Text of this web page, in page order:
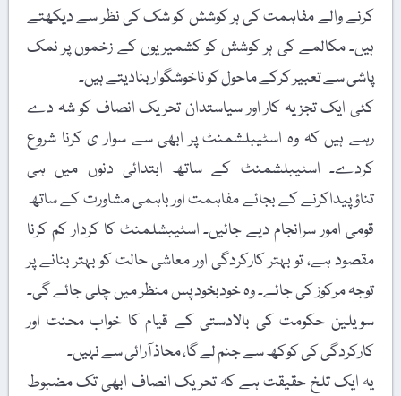
کرنے والے مفاہمت کی ہر کوشش کو شک کی نظر سے دیکھتے
ہیں۔ مکالمے کی ہر کوشش کو کشمیریوں کے زخموں پر نمک
پاشی سے تعبیر کرکے ماحول کو ناخوشگوار بنادیتے ہیں۔
کئی ایک تجزیہ کار اور سیاستدان تحریک انصاف کو شہ دے
رہے ہیں کہ وہ اسٹیبلشمنٹ پر ابھی سے سوار ی کرنا شروع
کردے۔ اسٹیبلشمنٹ کے ساتھ ابتدائی دنوں میں ہی
تناؤپیداکرنے کے بجائے مفاہمت اور باہمی مشاورت کے ساتھ
قومی امور سرانجام دیے جائیں۔ اسٹیبشلمنٹ کا کردار کم کرنا
مقصود ہے، تو بہتر کارکردگی اور معاشی حالت کو بہتر بنانے پر
توجہ مرکوز کی جائے۔ وہ خودبخود پس منظر میں چلی جائے گی۔
سویلین حکومت کی بالادستی کے قیام کا خواب محنت اور
کارکردگی کی کوکھ سے جنم لے گا، محاذ آرائی سے نہیں۔
یہ ایک تلخ حقیقت ہے کہ تحریک انصاف ابھی تک مضبوط